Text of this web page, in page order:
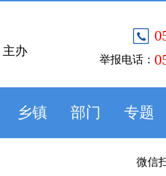
举报电话：
主办
乡镇 部门 专题
微信